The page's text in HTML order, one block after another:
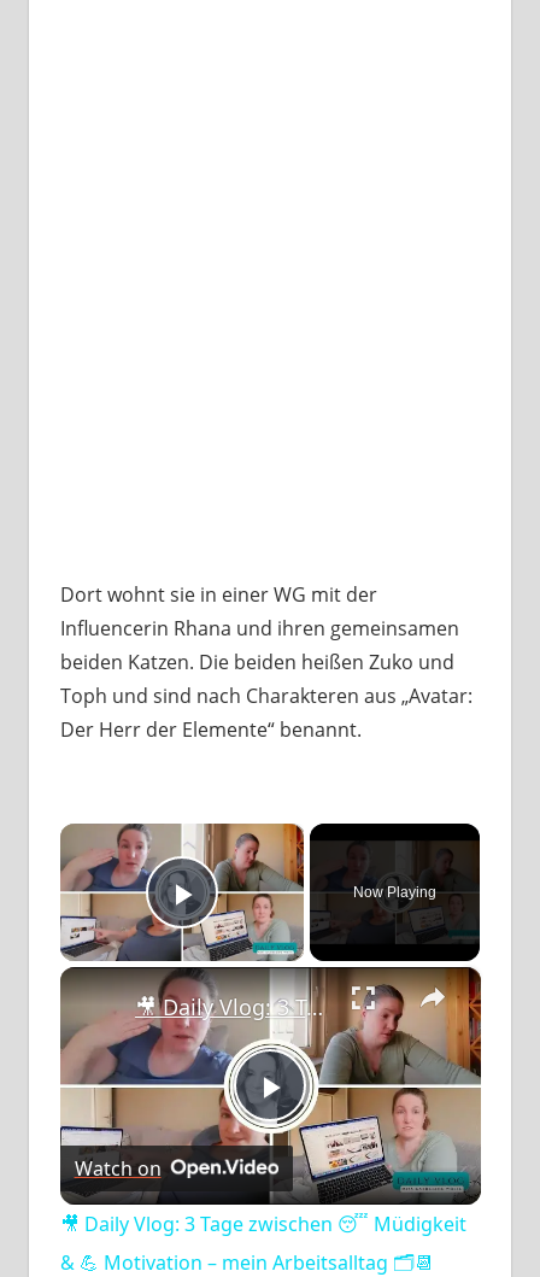
Dort wohnt sie in einer WG mit der
Influencerin Rhana und ihren gemeinsamen
beiden Katzen. Die beiden heißen Zuko und
Toph und sind nach Charakteren aus „Avatar:
Der Herr der Elemente“ benannt.
×
Play Video
Now Playing
×
Play
Video
🎥 Daily Vlog: 3 Tage zwischen 😴 Müdigkeit & 💪 Motivation – mein Arbeitsalltag 🗂️📆
Watch on
🎥 Daily Vlog: 3 Tage zwischen 😴 Müdigkeit
& 💪 Motivation – mein Arbeitsalltag 🗂️📆